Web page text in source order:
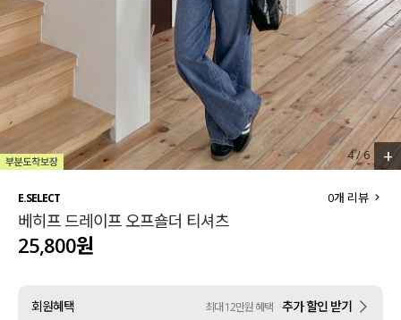
세트할인 ~30%
하객룩
살안타템
110사이즈
티셔츠
셔츠
블라우스
원피스
팬츠
스커트
언더웨어
4/6 +
E.SELECT
베히프 드레이프 오프숄더 티셔츠
0개 리뷰
25,800원
회원혜택 최대 12만원 혜택 추가 할인 받기